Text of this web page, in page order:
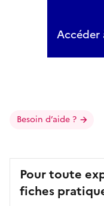
Accéder
Besoin d’aide ?
Pour toute
fiches